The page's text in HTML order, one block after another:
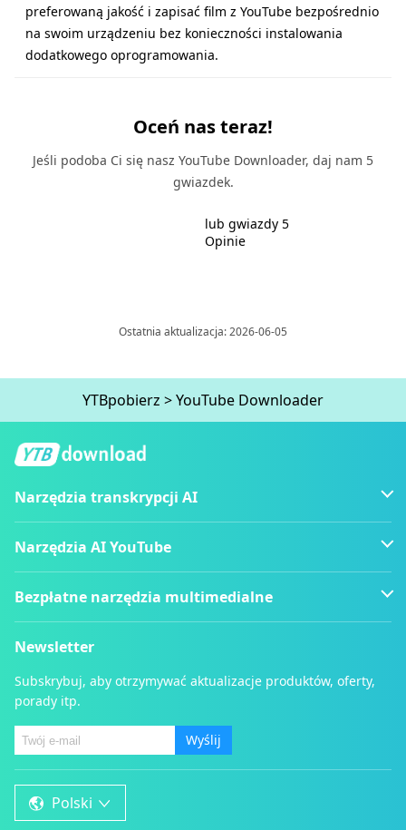
preferowaną jakość i zapisać film z YouTube bezpośrednio
na swoim urządzeniu bez konieczności instalowania
dodatkowego oprogramowania.
Oceń nas teraz!
Jeśli podoba Ci się nasz YouTube Downloader, daj nam 5
gwiazdek.
lub gwiazdy 5
Opinie
Ostatnia aktualizacja: 2026-06-05
YTBpobierz >YouTube Downloader
Narzędzia transkrypcji AI
Narzędzia AI YouTube
Bezpłatne narzędzia multimedialne
Newsletter
Subskrybuj, aby otrzymywać aktualizacje produktów, oferty,
porady itp.
Wyślij
Polski